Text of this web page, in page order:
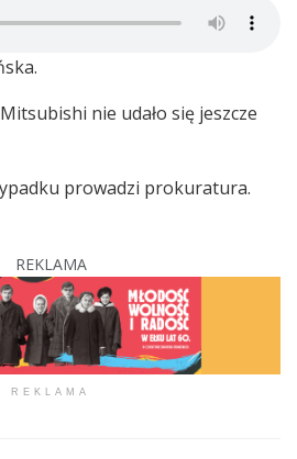
nie udało się jeszcze
prowadzi prokuratura.
REKLAMA
REKLAMA